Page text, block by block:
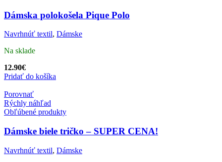
Dámska polokošela Pique Polo
Navrhnúť textil, Dámske
Na sklade
12.90€
Pridať do košíka
Porovnať
Rýchly náhľad
Obľúbené produkty
Dámske biele tričko – SUPER CENA!
Navrhnúť textil, Dámske